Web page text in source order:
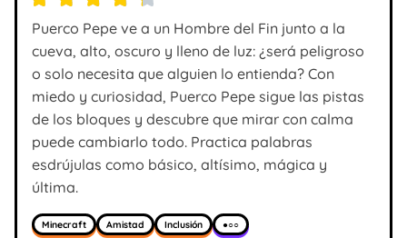
Puerco Pepe ve a un Hombre del Fin junto a la
cueva, alto, oscuro y lleno de luz: ¿será peligroso
o solo necesita que alguien lo entienda? Con
miedo y curiosidad, Puerco Pepe sigue las pistas
de los bloques y descubre que mirar con calma
puede cambiarlo todo. Practica palabras
esdrújulas como básico, altísimo, mágica y
última.
Minecraft Amistad Inclusión ●○○